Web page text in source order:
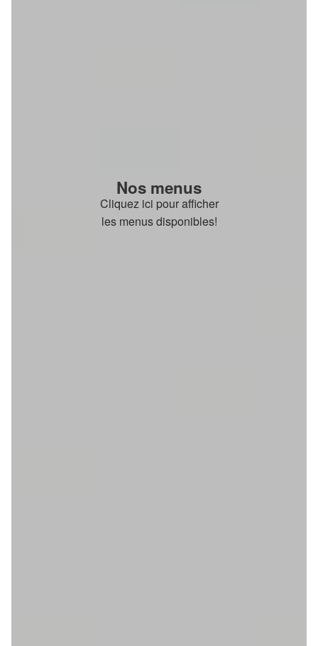
Nos menus
Cliquez ici pour afficher
les menus disponibles!